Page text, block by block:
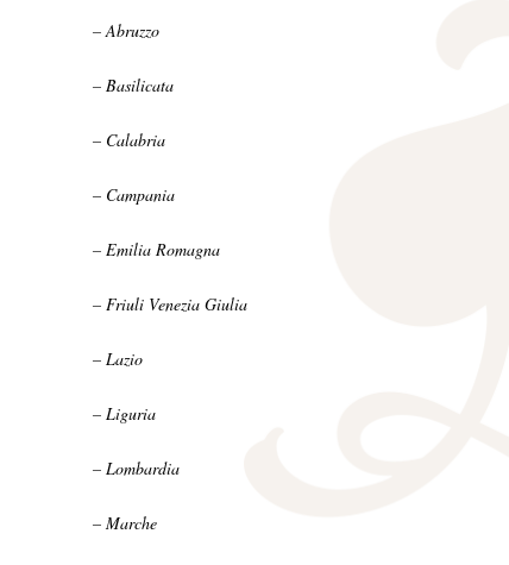
– Abruzzo
– Basilicata
– Calabria
– Campania
– Emilia Romagna
– Friuli Venezia Giulia
– Lazio
– Liguria
– Lombardia
– Marche